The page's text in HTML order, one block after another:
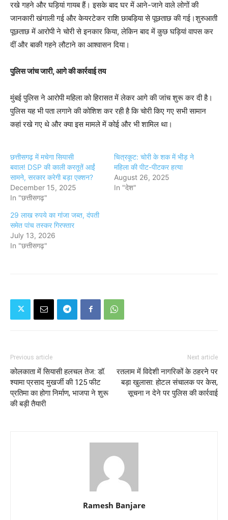
रखे गहने और घड़ियां गायब हैं। इसके बाद घर में आने-जाने वाले लोगों की
जानकारी खंगाली गई और केयरटेकर राशि छाबड़िया से पूछताछ की गई।शुरुआती
पूछताछ में आरोपी ने चोरी से इनकार किया, लेकिन बाद में कुछ घड़ियां वापस कर
दीं और बाकी गहने लौटाने का आश्वासन दिया।
पुलिस जांच जारी, आगे की कार्रवाई तय
मुंबई पुलिस ने आरोपी महिला को हिरासत में लेकर आगे की जांच शुरू कर दी है।
पुलिस यह भी पता लगाने की कोशिश कर रही है कि चोरी किए गए सभी सामान
कहां रखे गए थे और क्या इस मामले में कोई और भी शामिल था।
छत्तीसगढ़ में मचेगा सियासी
बवाल! DSP की काली करतूतें आईं
सामने, सरकार करेगी बड़ा एक्शन?
December 15, 2025
In "छत्तीसगढ़"
चित्रकूट: चोरी के शक में भीड़ ने
महिला की पीट-पीटकर हत्या
August 26, 2025
In "देश"
29 लाख रुपये का गांजा जब्त, दंपती
समेत पांच तस्कर गिरफ्तार
July 13, 2026
In "छत्तीसगढ़"
Previous article
कोलकाता में सियासी हलचल तेज: डॉ.
श्यामा प्रसाद मुखर्जी की 125 फीट
प्रतिमा का होगा निर्माण, भाजपा ने शुरू
की बड़ी तैयारी
Next article
रतलाम में विदेशी नागरिकों के ठहरने पर
बड़ा खुलासा: होटल संचालक पर केस,
सूचना न देने पर पुलिस की कार्रवाई
Ramesh Banjare